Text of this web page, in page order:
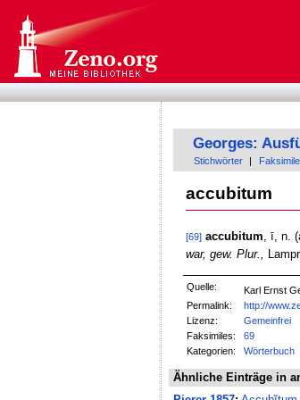
Georges:
Stichwörter
accubitum
[69] accubitum , ī, n.
war, gew. Plur.,
Quelle: Karl Ernst
Permalink:
http://
Lizenz:
Gemeinfrei
Faksimiles:
69
Kategorien:
Wörterbuch
Ähnliche Einträge in